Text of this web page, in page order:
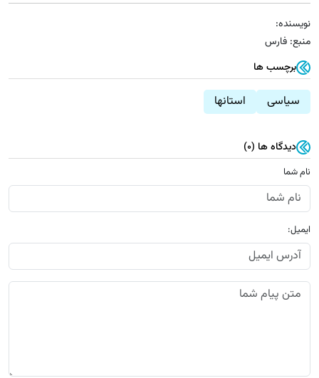
نویسنده:
منبع: فارس
برچسب ها
سیاسی استانها
دیدگاه ها (0)
نام شما
ایمیل: